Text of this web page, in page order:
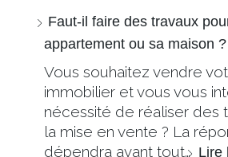
Faut-il faire des travaux
appartement ou sa maison ?
Vous souhaitez vendre
immobilier et vous vous
nécessité de réaliser des
la mise en vente ? La
dépendra avant tout… Lire